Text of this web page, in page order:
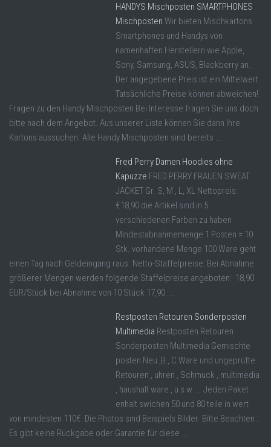
HANDYS Mischposten SMARTPHONES
Mischposten Wir bieten Mischkartons
Smartphones und Handys von
namenhaften Herstellern wie Apple,
Sony, Samsung, ASUS, Blackberry an.
Der angegebene Preis ist ein Mittelwert.
Tatsächliche Preise können abweichen!
Fragen zu den Handy Mischposten Bei Interesse fragen Sie uns doch
bitte nach dem Angebot. Aus unserer Liste können Sie dann Ihre
Kartons aussuchen. Alle Handy Mischposten sind bereits ...
Fred Perry Damen Hoodies ohne
Kapuzze FRED PERRY FRAUEN SWEAT
JACKET Gr. S, M , L, XL Nettopreis:
€18,90 die Artikel sind in 5
verschiedenen Farben zu haben
Mindestabnahmemenge 1 Posten = 10
Stk. vorhandene Menge 100 Ware geht
einen Tag nach Geldeingang raus. Netto-Staffelpreise: Bei Abnahme
größerer Mengen werden folgende Staffelpreise angeboten: 18,90
EUR/Stück bei Abnahme von 10 Stück 17,90 ...
Restposten Retouren Sonderposten
Multimedia Restposten Retouren
Sonderposten Multimedia Gemischte
posten Neu ,B , C Ware und ungeprüfte
Retouren , uhren , Schmuck , multimedia
, haushalt ware , u s w ... Jeden Paket
enhalt swichen 50 und 80 teile in wert
von mindesten 110€ Die Photos sind Beispiels Bilder. Bitte Beachten :
Es gibt keine Rückgabe oder Garantie für diese ...